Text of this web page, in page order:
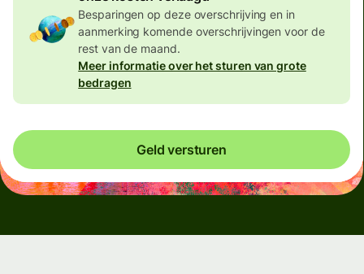
Besparingen op deze overschrijving en in
aanmerking komende overschrijvingen voor de
rest van de maand.
Meer informatie over het sturen van grote
bedragen
Geld versturen